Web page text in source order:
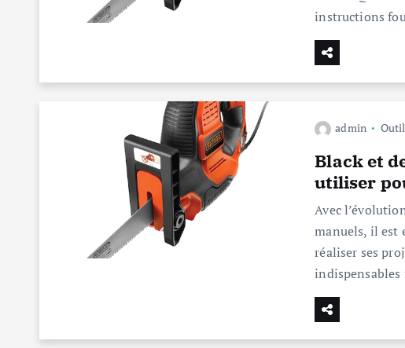
instructions
admin
Black et
utiliser
Avec
manuels, il est
réaliser ses